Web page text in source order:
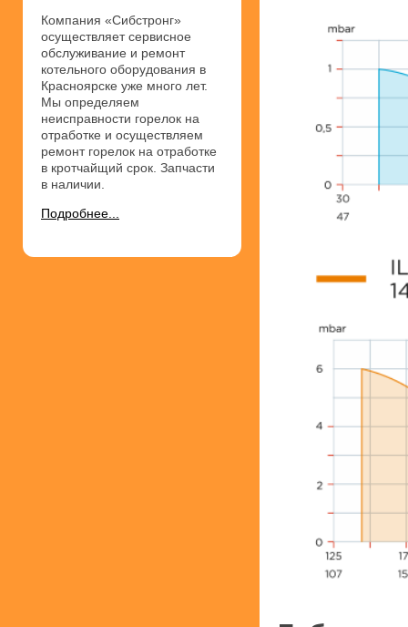
Компания «Сибстронг»
осуществляет сервисное
обслуживание и ремонт
котельного оборудования в
Красноярске уже много лет.
Мы определяем
неисправности горелок на
отработке и осуществляем
ремонт горелок на отработке
в кротчайщий срок. Запчасти
в наличии.
Подробнее...